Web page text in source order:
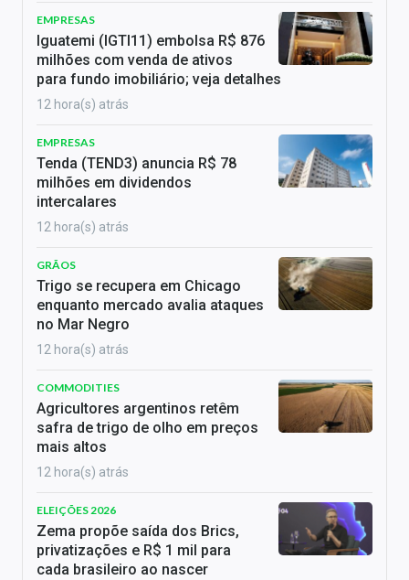
EMPRESAS
Iguatemi (IGTI11) embolsa R$ 876
milhões com venda de ativos
para fundo imobiliário; veja detalhes
12 hora(s) atrás
EMPRESAS
Tenda (TEND3) anuncia R$ 78
milhões em dividendos
intercalares
12 hora(s) atrás
GRÃOS
Trigo se recupera em Chicago
enquanto mercado avalia ataques
no Mar Negro
12 hora(s) atrás
COMMODITIES
Agricultores argentinos retêm
safra de trigo de olho em preços
mais altos
12 hora(s) atrás
ELEIÇÕES 2026
Zema propõe saída dos Brics,
privatizações e R$ 1 mil para
cada brasileiro ao nascer